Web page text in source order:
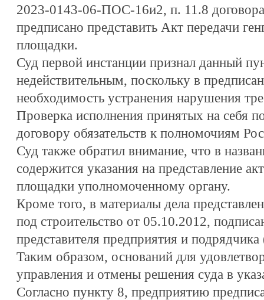
2023-0143-06-ПОС-16и2, п. 11.8
предписано представить Акт передачи
площадки.
Суд первой инстанции признал данный
недействительным, поскольку в
необходимость устранения нарушения
Проверка исполнения принятых на себя
договору обязательств к полномочиям
Суд также обратил внимание, что в
содержится указания на представление
площадки уполномоченному органу.
Кроме того, в материалы дела
под строительство от 05.10.2012,
представителя предприятия и
Таким образом, оснований для
управления и отмены решения суда в
Согласно пункту 8, предприятию